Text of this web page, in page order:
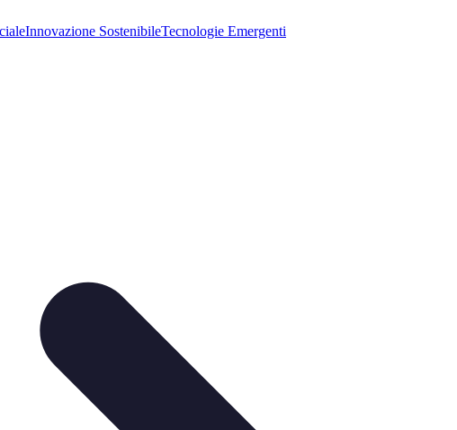
Innovazione SostenibileTecnologie Emergenti